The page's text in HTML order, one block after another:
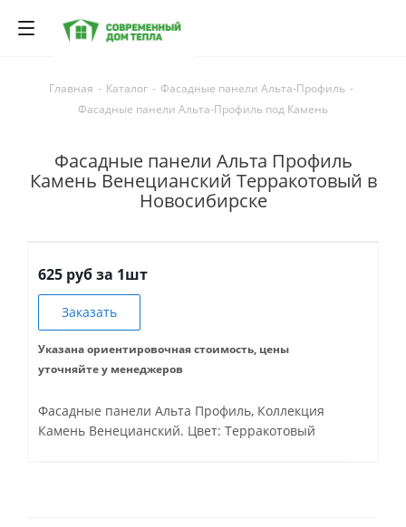
Главная - Каталог - Фасадные панели Альта-Профиль -
Фасадные панели Альта-Профиль под Камень
Фасадные панели Альта Профиль
Камень Венецианский Терракотовый в
Новосибирске
625 руб за 1шт
Заказать
Указана ориентировочная стоимость, цены
уточняйте у менеджеров
Фасадные панели Альта Профиль, Коллекция
Камень Венецианский. Цвет: Терракотовый